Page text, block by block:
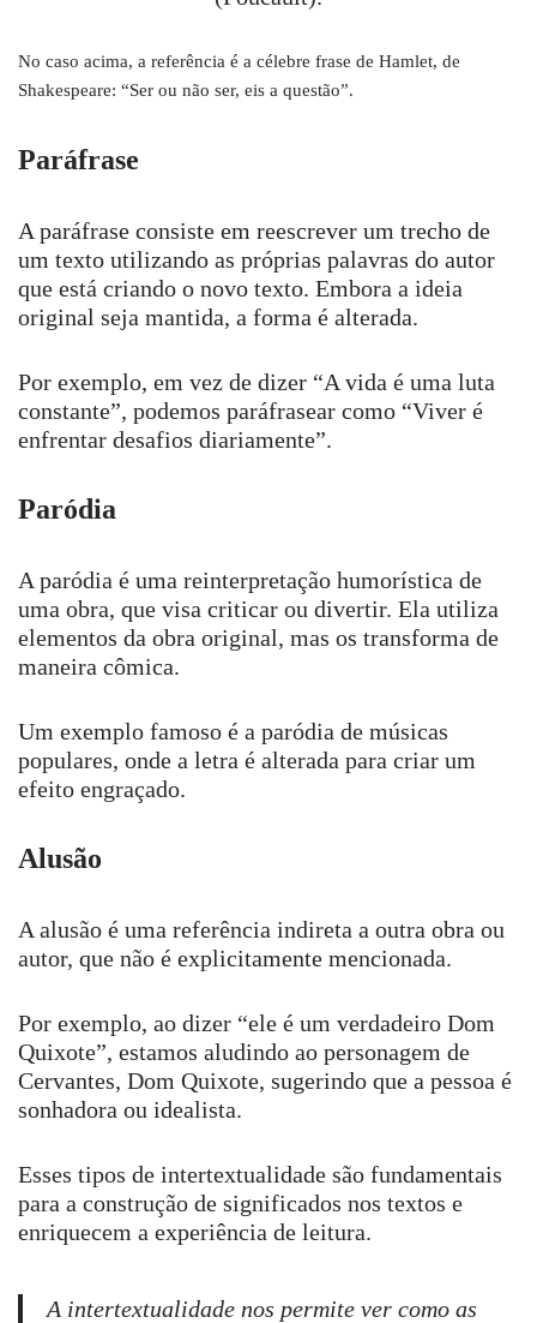
No caso acima, a referência é a célebre frase de Hamlet, de
Shakespeare: “Ser ou não ser, eis a questão”.
Paráfrase
A paráfrase consiste em reescrever um trecho de
um texto utilizando as próprias palavras do autor
que está criando o novo texto. Embora a ideia
original seja mantida, a forma é alterada.
Por exemplo, em vez de dizer “A vida é uma luta
constante”, podemos paráfrasear como “Viver é
enfrentar desafios diariamente”.
Paródia
A paródia é uma reinterpretação humorística de
uma obra, que visa criticar ou divertir. Ela utiliza
elementos da obra original, mas os transforma de
maneira cômica.
Um exemplo famoso é a paródia de músicas
populares, onde a letra é alterada para criar um
efeito engraçado.
Alusão
A alusão é uma referência indireta a outra obra ou
autor, que não é explicitamente mencionada.
Por exemplo, ao dizer “ele é um verdadeiro Dom
Quixote”, estamos aludindo ao personagem de
Cervantes, Dom Quixote, sugerindo que a pessoa é
sonhadora ou idealista.
Esses tipos de intertextualidade são fundamentais
para a construção de significados nos textos e
enriquecem a experiência de leitura.
A intertextualidade nos permite ver como as